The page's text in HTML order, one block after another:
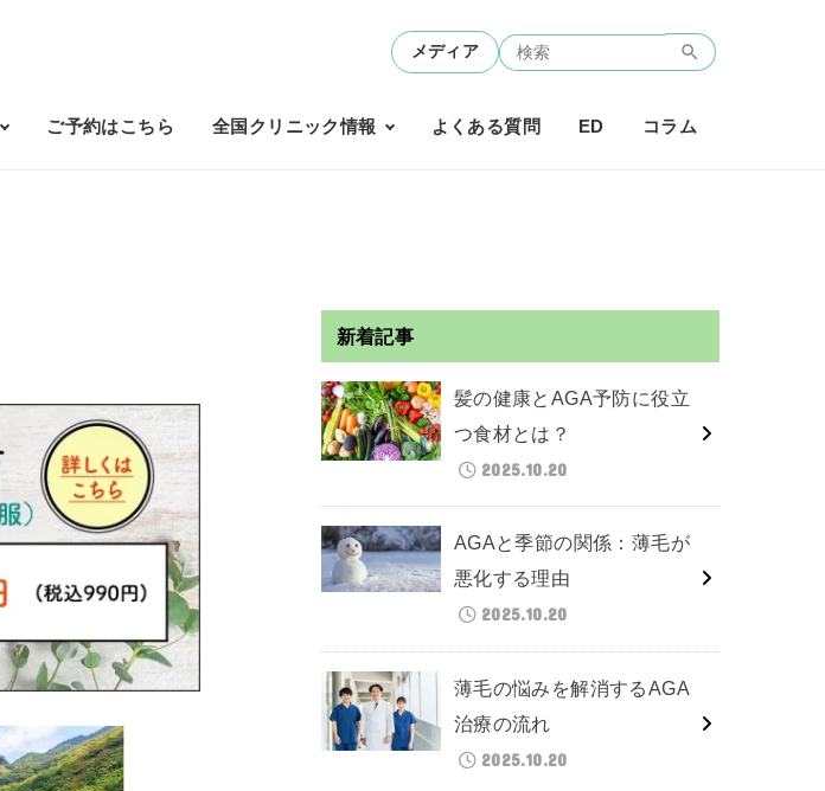
メディア
ご予約はこちら 全国クリニック情報 よくある質問 ED コラム
新着記事
髪の健康とAGA予防に役立
つ食材とは？
2025.10.20
AGAと季節の関係：薄毛が
悪化する理由
2025.10.20
薄毛の悩みを解消するAGA
治療の流れ
2025.10.20